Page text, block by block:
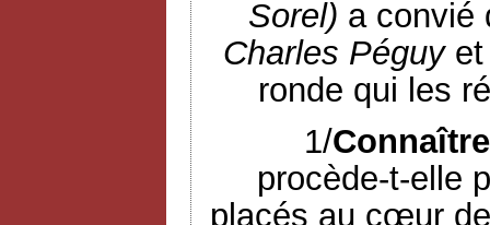
Sorel) a convié
Charles Péguyet
ronde qui les
1/
procède-t-elle
placés au cœur